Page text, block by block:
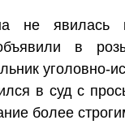
не явилась
в
уголовно-
в суд с
более